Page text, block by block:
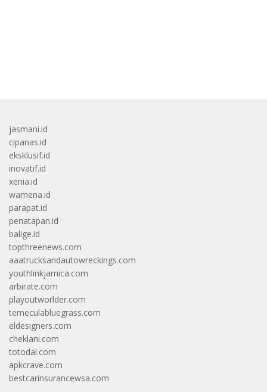
jasmani.id
cipanas.id
eksklusif.id
inovatif.id
xenia.id
wamena.id
parapat.id
penatapan.id
balige.id
topthreenews.com
aaatrucksandautowreckings.com
youthlinkjamica.com
arbirate.com
playoutworlder.com
temeculabluegrass.com
eldesigners.com
cheklani.com
totodal.com
apkcrave.com
bestcarinsurancewsa.com